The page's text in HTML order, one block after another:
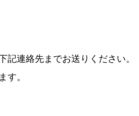
連絡先までお送りください。
す。